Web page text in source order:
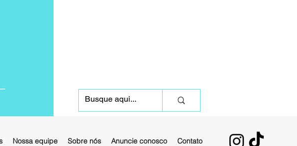
Nossa equipe Sobre nós Anuncie conosco Contato